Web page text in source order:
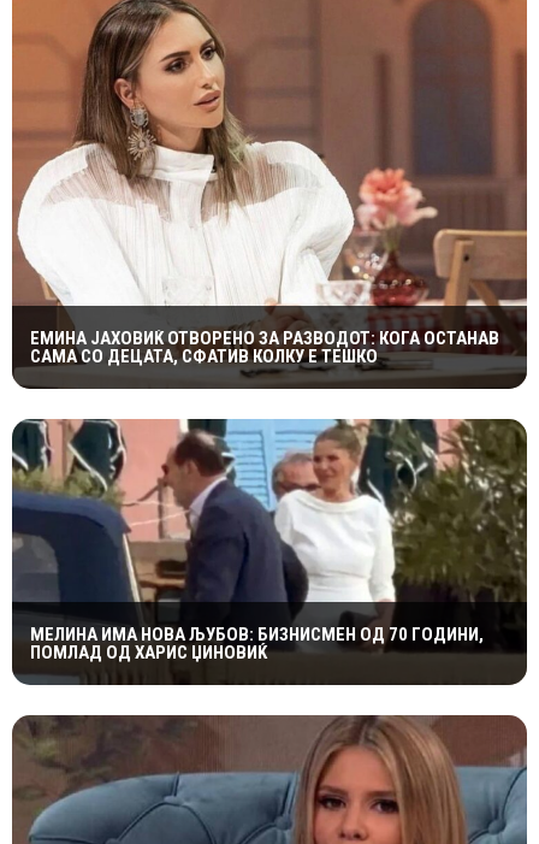
ЕМИНА ЈАХОВИЌ ОТВОРЕНО ЗА РАЗВОДОТ: КОГА ОСТАНАВ
САМА СО ДЕЦАТА, СФАТИВ КОЛКУ Е ТЕШКО
МЕЛИНА ИМА НОВА ЉУБОВ: БИЗНИСМЕН ОД 70 ГОДИНИ,
ПОМЛАД ОД ХАРИС ЏИНОВИЌ